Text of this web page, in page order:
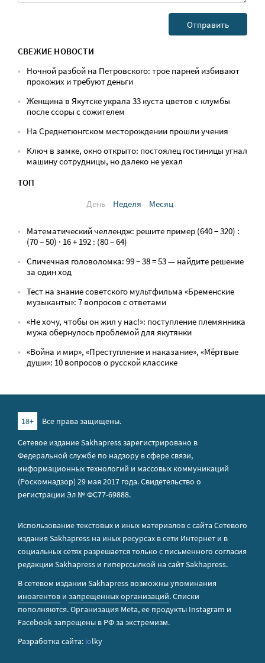
СВЕЖИЕ НОВОСТИ
Ночной разбой на Петровского: трое парней избивают
прохожих и требуют деньги
Женщина в Якутске украла 33 куста цветов с клумбы
после ссоры с сожителем
На Среднетюнгском месторождении прошли учения
Ключ в замке, окно открыто: постоялец гостиницы угнал
машину сотрудницы, но далеко не уехал
ТОП
День
Неделя Месяц
Математический челлендж: решите пример (640 − 320) :
(70 − 50) · 16 + 192 : (80 − 64)
Спичечная головоломка: 99 − 38 = 53 — найдите решение
за один ход
Тест на знание советского мультфильма «Бременские
музыканты»: 7 вопросов с ответами
«Не хочу, чтобы он жил у нас!»: поступление племянника
мужа обернулось проблемой для якутянки
«Война и мир», «Преступление и наказание», «Мёртвые
души»: 10 вопросов о русской классике
18+
Все права защищены.
Сетевое издание Sakhapress зарегистрировано в
Федеральной службе по надзору в сфере связи,
информационных технологий и массовых коммуникаций
(Роскомнадзор) 29 мая 2017 года. Свидетельство о
регистрации Эл № ФС77-69888.
Использование текстовых и иных материалов с сайта Сетевого
издания Sakhapress на иных ресурсах в сети Интернет и в
социальных сетях разрешается только с письменного согласия
редакции Sakhapress и гиперссылкой на сайт Sakhapress.
В сетевом издании Sakhapress возможны упоминания
иноагентов и запрещенных организаций. Списки
пополняются. Организация Metа, ее продукты Instagram и
Facebook запрещены в РФ за экстремизм.
Разработка сайта: iolky